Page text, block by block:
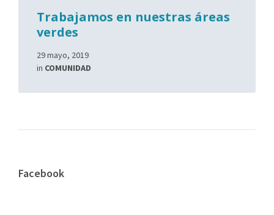
Trabajamos en nuestras áreas
verdes
29 mayo, 2019
in COMUNIDAD
Facebook